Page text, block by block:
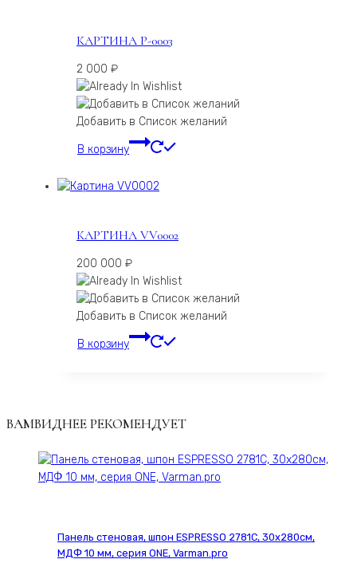
КАРТИНА P-0003
2 000 ₽
Добавить в Список желаний
В корзину
КАРТИНА VV0002
200 000 ₽
Добавить в Список желаний
В корзину
ВАМВИДНЕЕ РЕКОМЕНДУЕТ
Панель стеновая, шпон ESPRESSO 2781С, 30х280см,
МДФ 10 мм, серия ONE, Varman.pro